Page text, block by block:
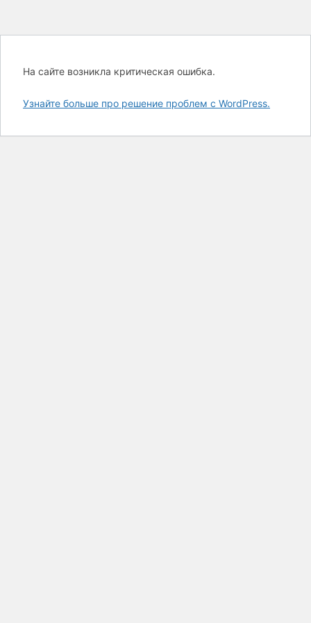
На сайте возникла критическая ошибка.
Узнайте больше про решение проблем с WordPress.